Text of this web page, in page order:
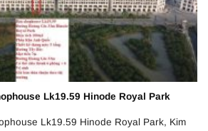
Lk19.59 Hinode Royal Park
Lk19.59 Hinode Royal Park, Kim